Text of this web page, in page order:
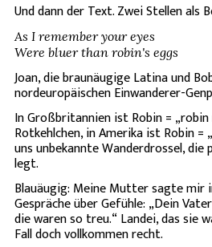
Und dann der Text. Zwei Stellen als
As I remember your eyes
Were bluer than robin's eggs
Joan, die braunäugige Latina und
nordeuropäischen Einwanderer-
In Großbritannien ist Robin =
Rotkehlchen, in Amerika ist Robin =
uns unbekannte Wanderdrossel, die
legt.
Blauäugig: Meine Mutter sagte mir
Gespräche über Gefühle: „Dein
die waren so treu.“ Landei, das sie
Fall doch vollkommen recht.